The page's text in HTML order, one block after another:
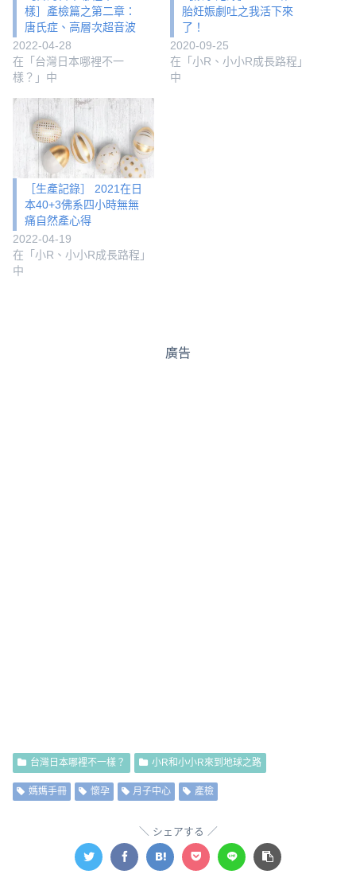
樣］產檢篇之第二章：
唐氏症、高層次超音波
2022-04-28
在「台灣日本哪裡不一
樣？」中
胎妊娠劇吐之我活下來
了！
2020-09-25
在「小R、小小R成長路程」
中
［生產記錄］ 2021在日
本40+3佛系四小時無無
痛自然產心得
2022-04-19
在「小R、小小R成長路程」
中
廣告
台灣日本哪裡不一樣？ 小R和小小R來到地球之路
媽媽手冊 懷孕 月子中心 產檢
シェアする